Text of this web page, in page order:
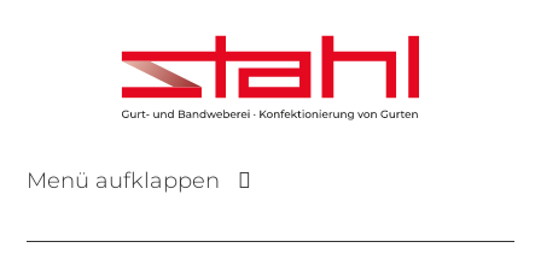
Menü aufklappen